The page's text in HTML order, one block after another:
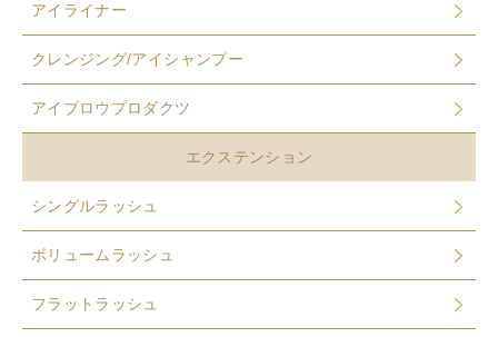
アイライナー
クレンジング/アイシャンプー
アイブロウプロダクツ
エクステンション
シングルラッシュ
ボリュームラッシュ
フラットラッシュ